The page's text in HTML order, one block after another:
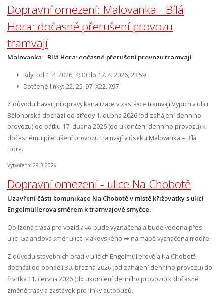
Dopravní omezení: Malovanka - Bílá
Hora: dočasné přerušení provozu
tramvají
Malovanka - Bílá Hora: dočasné přerušení provozu tramvají
Kdy: od 1. 4. 2026, 4:30 do 17. 4. 2026, 23:59
Dotčené linky: 22, 25, 97, X22, X97
Z důvodu havarijní opravy kanalizace v zastávce tramvají Vypich v ulici
Bělohorská dochází od středy 1. dubna 2026 (od zahájení denního
provozu) do pátku 17. dubna 2026 (do ukončení denního provozu) k
dočasnému přerušení provozu tramvají v úseku Malovanka – Bílá
Hora.
Vytvořeno: 29.3.2026
Dopravní omezení - ulice Na Chobotě
Uzavření části komunikace Na Chobotě v místě křižovatky s ulicí
Engelmüllerova směrem k tramvajové smyčce.
Objízdná trasa pro vozidla 🚗 bude vyznačena a bude vedena přes
ulici Galandova směr ulice Makovského ➡ na mapě vyznačena modře.
Z důvodu stavebních prací v ulicích Engelmüllerově a Na Chobotě
dochází od pondělí 30. března 2026 (od zahájení denního provozu) do
čtvrtka 11. června 2026 (do ukončení denního provozu) k dočasné
změně trasy a zastávek pro linky autobusů.